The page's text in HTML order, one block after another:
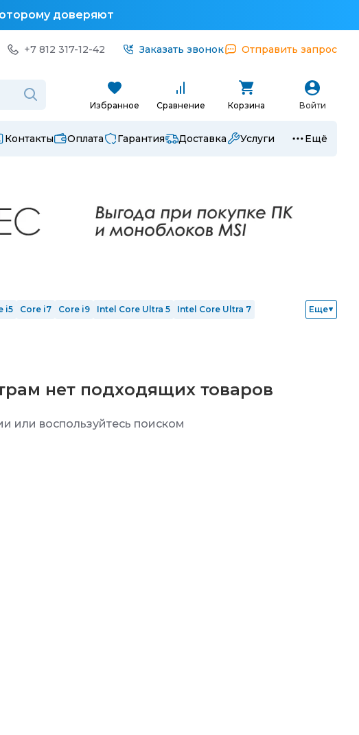
доверяют
+7 812 317-12-42 Заказать звонок Отправить запрос
Избранное Сравнение Корзина Войти
Контакты Оплата Гарантия Доставка Услуги Ещё
i5 Core i7 Core i9 Intel Core Ultra 5
Intel Core Ultra 7
Еще
нет подходящих товаров
или воспользуйтесь поиском